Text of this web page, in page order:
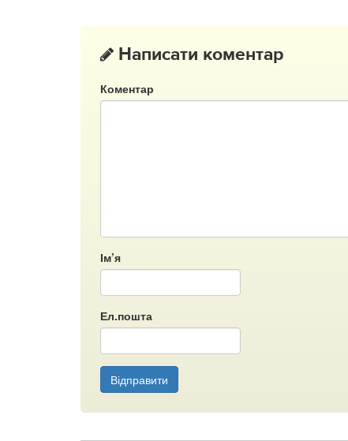
Написати коментар
Коментар
Ім’я
Ел.пошта
Відправити